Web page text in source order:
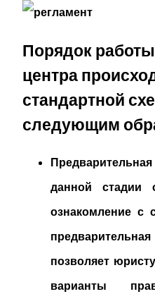
Порядок
центра
стандартной
следующим
данной стадии
ознакомление с
позволяет
варианты